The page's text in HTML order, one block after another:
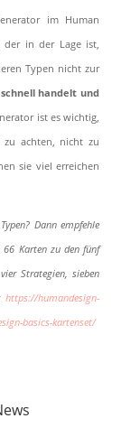
im Human
der in der Lage ist,
Typen nicht zur
handelt und
ist es wichtig,
zu achten, nicht zu
sie viel erreichen
Dann empfehle
Karten zu den fünf
Strategien, sieben
https://humandesign-
basics-kartenset/